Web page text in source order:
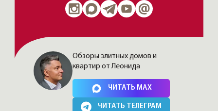
Нажимая на кнопку, Вы соглашаетесь cполитикой сайта
Обзоры элитных домов и
квартир от Леонида
ЧИТАТЬ MAX
ЧИТАТЬ ТЕЛЕГРАМ